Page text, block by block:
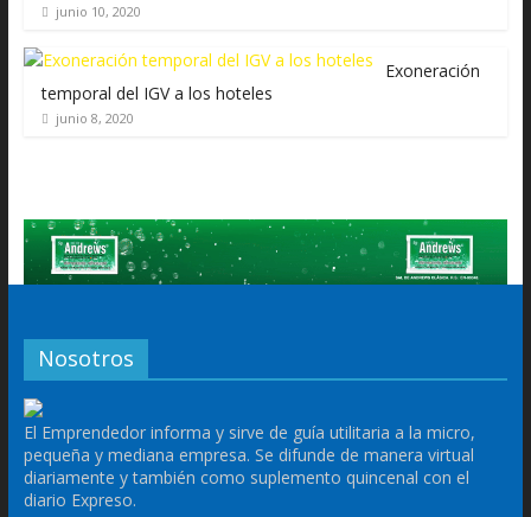
junio 10, 2020
Exoneración
temporal del IGV a los hoteles
junio 8, 2020
Nosotros
El Emprendedor informa y sirve de guía utilitaria a la micro,
pequeña y mediana empresa. Se difunde de manera virtual
diariamente y también como suplemento quincenal con el
diario Expreso.